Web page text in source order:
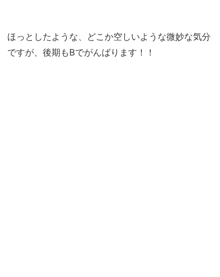
ほっとしたような、どこか空しいような微妙な気分
ですが、後期もBでがんばります！！